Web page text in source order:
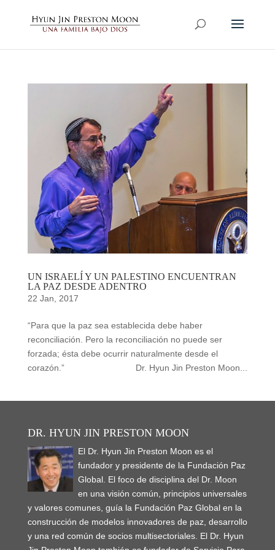
UN ISRAELÍ Y UN PALESTINO ENCUENTRAN
LA PAZ DESDE ADENTRO
22 Jan, 2017
“Para que la paz sea establecida debe haber
reconciliación. Pero la reconciliación no puede ser
forzada; ésta debe ocurrir naturalmente desde el
corazón.” Dr. Hyun Jin Preston Moon...
DR. HYUN JIN PRESTON MOON
El Dr. Hyun Jin Preston Moon es el
fundador y presidente de la Fundación Paz
Global. El foco de disciplina del Dr. Moon
en una visión común, principios universales
y valores comunes, guía la Fundación Paz Global en la
construcción de modelos innovadores de paz, desarrollo
y una red común de socios multisectoriales. El Dr. Hyun